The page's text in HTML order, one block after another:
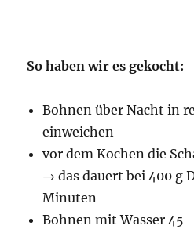
So haben wir es gekocht:
Bohnen über Nacht in
einweichen
vor dem Kochen die
→ das dauert bei 400 g
Minuten
Bohnen mit Wasser 45